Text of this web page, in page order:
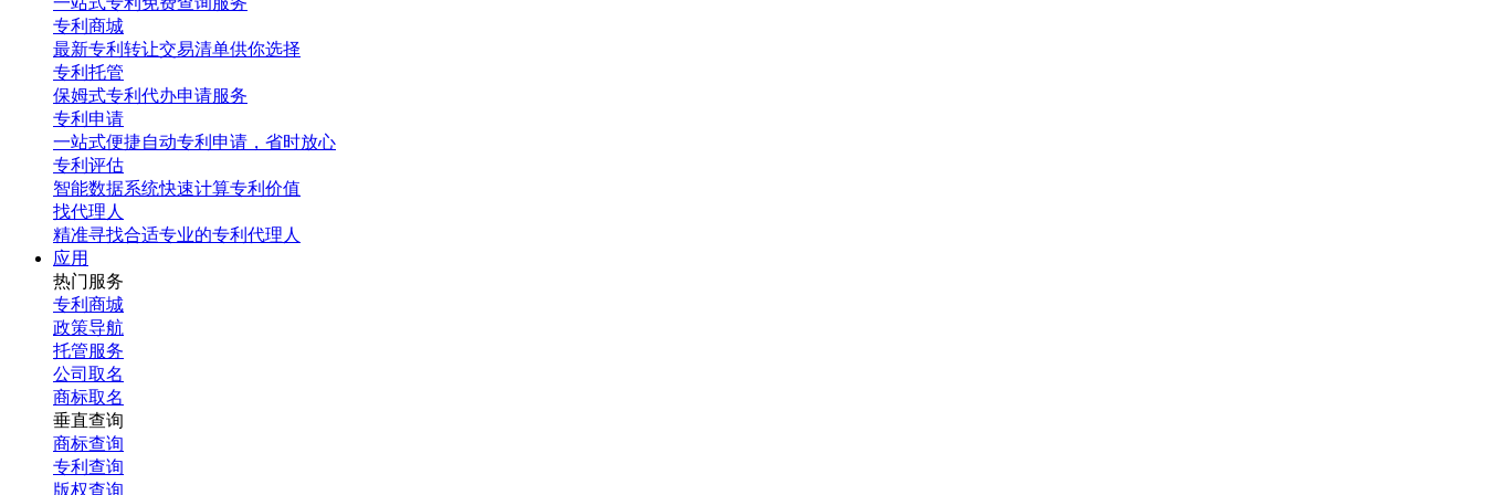
专利商城
最新专利转让交易清单供你选择
专利托管
保姆式专利代办申请服务
专利申请
一站式便捷自动专利申请，省时放心
专利评估
智能数据系统快速计算专利价值
找代理人
精准寻找合适专业的专利代理人
应用
热门服务
专利商城
政策导航
托管服务
公司取名
商标取名
垂直查询
商标查询
专利查询
版权查询